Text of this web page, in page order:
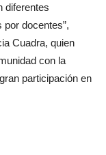
diferentes
docentes”,
Cuadra, quien
con la
participación en